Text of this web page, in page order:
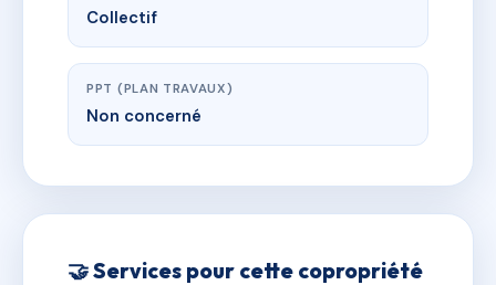
Collectif
PPT (PLAN TRAVAUX)
Non concerné
🤝 Services pour cette copropriété